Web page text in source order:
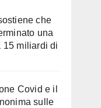
che
una
15 miliardi di
Covid e il
sulle